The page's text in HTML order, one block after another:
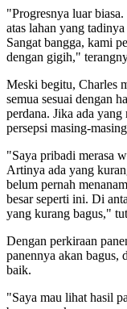
"Progresnya luar
atas lahan yang
Sangat bangga, kami
dengan gigih,"
Meski begitu, Charles
semua sesuai dengan
perdana. Jika ada
persepsi masing-
"Saya pribadi merasa
Artinya ada yang
belum pernah
besar seperti ini. Di
yang kurang bagus,"
Dengan perkiraan
panennya akan bagus,
baik.
"Saya mau lihat hasil